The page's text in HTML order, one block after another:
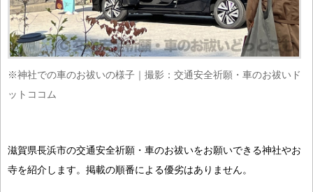
※神社での車のお祓いの様子｜撮影：交通安全祈願・車のお祓いド
ットココム
滋賀県長浜市の交通安全祈願・車のお祓いをお願いできる神社やお
寺を紹介します。掲載の順番による優劣はありません。